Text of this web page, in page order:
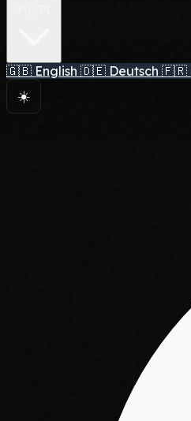
🇬🇧 English 🇩🇪 Deutsch 🇫🇷
☀️